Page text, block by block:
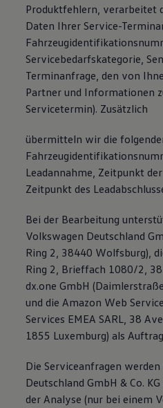
Produktfehlern, verarbeitet
Daten Ihrer Service-
Servicebedarfskategorie,
Terminanfrage, den von
Partner und Informationen
Servicetermin). Zusätzlich
übermitteln wir die
Leadannahme, Zeitpunkt
Zeitpunkt des
Bei der Bearbeitung
Volkswagen Deutschland
Ring 2, 38440 Wolfsburg),
Ring 2, Brieffach 1080/2,
dx.one GmbH
und die Amazon Web
Services EMEA SARL, 38
1855 Luxemburg) als
Die Serviceanfragen
Deutschland GmbH & Co.
der Analyse (nur bei einem